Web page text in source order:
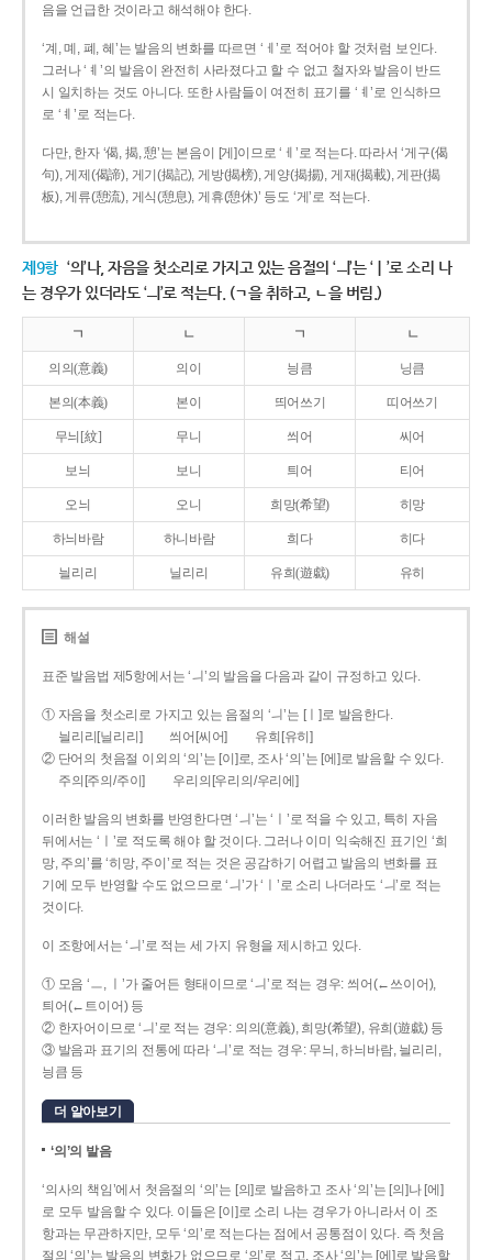
음을 언급한 것이라고 해석해야 한다.
‘계, 몌, 폐, 혜’는 발음의 변화를 따르면 ‘ㅔ’로 적어야 할 것처럼 보인다.
그러나 ‘ㅖ’의 발음이 완전히 사라졌다고 할 수 없고 철자와 발음이 반드
시 일치하는 것도 아니다. 또한 사람들이 여전히 표기를 ‘ㅖ’로 인식하므
로 ‘ㅖ’로 적는다.
다만, 한자 ‘偈, 揭, 憩’는 본음이 [게]이므로 ‘ㅔ’로 적는다. 따라서 ‘게구(偈
句), 게제(偈諦), 게기(揭記), 게방(揭榜), 게양(揭揚), 게재(揭載), 게판(揭
板), 게류(憩流), 게식(憩息), 게휴(憩休)’ 등도 ‘게’로 적는다.
제9항 ‘의’나, 자음을 첫소리로 가지고 있는 음절의 ‘ㅢ’는 ‘ㅣ’로 소리 나
는 경우가 있더라도 ‘ㅢ’로 적는다. (ㄱ을 취하고, ㄴ을 버림.)
ㄱ ㄴ ㄱ ㄴ
의의(意義) 의이 닁큼 닝큼
본의(本義) 본이 띄어쓰기 띠어쓰기
무늬[紋] 무니 씌어 씨어
보늬 보니 틔어 티어
오늬 오니 희망(希望) 히망
하늬바람 하니바람 희다 히다
늴리리 닐리리 유희(遊戱) 유히
해설
표준 발음법 제5항에서는 ‘ㅢ’의 발음을 다음과 같이 규정하고 있다.
① 자음을 첫소리로 가지고 있는 음절의 ‘ㅢ’는 [ㅣ]로 발음한다.
늴리리[닐리리]
씌어[씨어]
유희[유히]
② 단어의 첫음절 이외의 ‘의’는 [이]로, 조사 ‘의’는 [에]로 발음할 수 있다.
주의[주의/주이]
우리의[우리의/우리에]
이러한 발음의 변화를 반영한다면 ‘ㅢ’는 ‘ㅣ’로 적을 수 있고, 특히 자음
뒤에서는 ‘ㅣ’로 적도록 해야 할 것이다. 그러나 이미 익숙해진 표기인 ‘희
망, 주의’를 ‘히망, 주이’로 적는 것은 공감하기 어렵고 발음의 변화를 표
기에 모두 반영할 수도 없으므로 ‘ㅢ’가 ‘ㅣ’로 소리 나더라도 ‘ㅢ’로 적는
것이다.
이 조항에서는 ‘ㅢ’로 적는 세 가지 유형을 제시하고 있다.
① 모음 ‘ㅡ, ㅣ’가 줄어든 형태이므로 ‘ㅢ’로 적는 경우: 씌어(←쓰이어),
틔어(←트이어) 등
② 한자어이므로 ‘ㅢ’로 적는 경우: 의의(意義), 희망(希望), 유희(遊戱) 등
③ 발음과 표기의 전통에 따라 ‘ㅢ’로 적는 경우: 무늬, 하늬바람, 늴리리,
닁큼 등
더 알아보기
‘의’의 발음
‘의사의 책임’에서 첫음절의 ‘의’는 [의]로 발음하고 조사 ‘의’는 [의]나 [에]
로 모두 발음할 수 있다. 이들은 [이]로 소리 나는 경우가 아니라서 이 조
항과는 무관하지만, 모두 ‘의’로 적는다는 점에서 공통점이 있다. 즉 첫음
절의 ‘의’는 발음의 변화가 없으므로 ‘의’로 적고, 조사 ‘의’는 [에]로 발음할